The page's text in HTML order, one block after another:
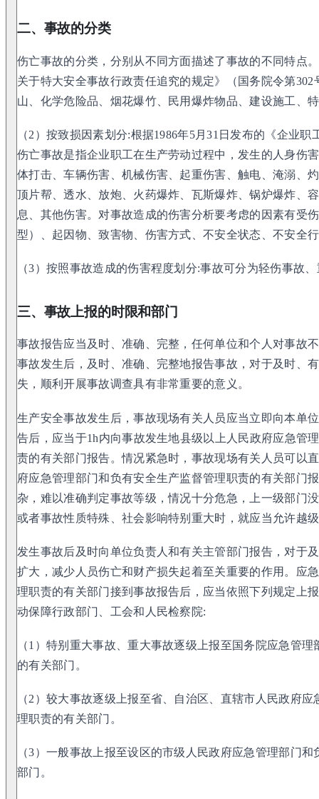
二、事故的分类
伤亡事故的分类，分别从不同方面描述了事故的不同特点
关于特大安全事故行政责任追究的规定》（国务院令第
山、化学危险品、烟花爆竹、民用爆炸物品、建设施工、
（2）按致损因素划分:根据1986年5月31日发布的《企业
伤亡事故是指企业职工在生产劳动过程中，发生的人身伤
体打击、车辆伤害、机械伤害、起重伤害、触电、淹溺、
顶片帮、透水、放炮、火药爆炸、瓦斯爆炸、锅炉爆炸、
息、其他伤害。对事故造成的伤害分析要考虑的因素有受
型）、起因物、致害物、伤害方式、不安全状态、不安全
（3）按照事故造成的伤害程度划分:事故可分为轻伤事故
三、事故上报的时限和部门
事故报告应当及时、准确、完整，任何单位和个人对事故
事故发生后，及时、准确、完整地报告事故，对于及时、
失，顺利开展事故调查具有非常重要的意义。
生产安全事故发生后，事故现场有关人员应当立即向本单
告后，应当于1h内向事故发生地县级以上人民政府应急管
责的有关部门报告。情况紧急时，事故现场有关人员可以
府应急管理部门和负有安全生产监督管理职责的有关部门
杂，难以准确判定事故等级，情况十分危急，上一级部门
或者事故性质特殊、社会影响特别重大时，就应当允许越
发生事故后及时向单位负责人和有关主管部门报告，对于
扩大，减少人员伤亡和财产损失起着至关重要的作用。应
理职责的有关部门接到事故报告后，应当依照下列规定上
动保障行政部门、工会和人民检察院:
（1）特别重大事故、重大事故逐级上报至国务院应急管
的有关部门。
（2）较大事故逐级上报至省、自治区、直辖市人民政府
理职责的有关部门。
（3）一般事故上报至设区的市级人民政府应急管理部门
部门。